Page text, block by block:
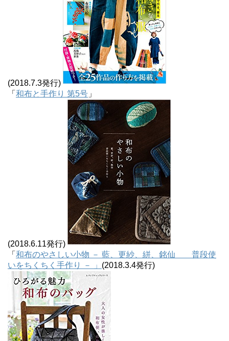
(2018.7.3発行)
「 和布と手作り 第5号 」
(2018.6.11発行)
「 和布のやさしい小物 － 藍、更紗、絣、銘仙 普段使
いをちくちく手作り － 」 (2018.3.4発行)